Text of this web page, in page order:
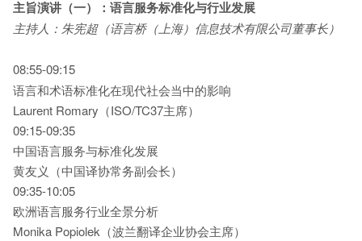
主旨演讲（一）：语言服务标准化与行业发展
主持人： 朱宪超（语言桥（上海） 信息技术有限公司董事长）
08:55-09:15
语言和术语标准化在现代社会当中的影响
Laurent Romary（ISO/TC37主席）
09:15-09:35
中国语言服务与标准化发展
黄友义（中国译协常务副会长）
09:35-10:05
欧洲语言服务行业全景分析
Monika Popiolek（波兰翻译企业协会主席）